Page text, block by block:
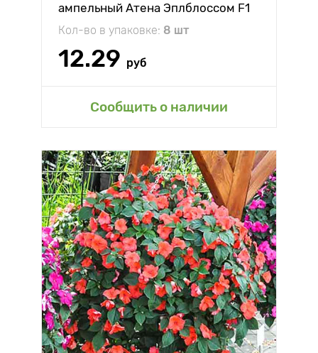
ампельный Атена Эплблоссом F1
Биотехника
Кол-во в упаковке: 8 шт
12.29 руб
Сообщить о наличии